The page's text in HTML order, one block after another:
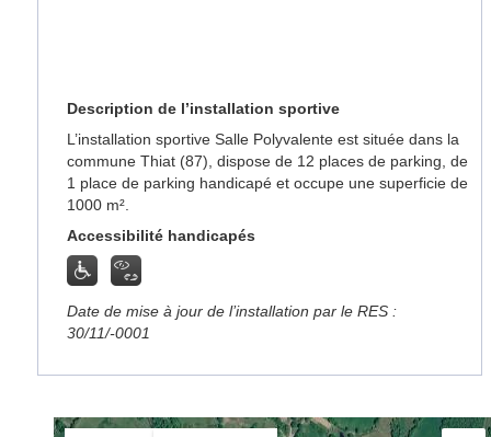
Description de l’installation sportive
L’installation sportive Salle Polyvalente est située dans la
commune Thiat (87), dispose de 12 places de parking, de
1 place de parking handicapé et occupe une superficie de
1000 m².
Accessibilité handicapés
Date de mise à jour de l’installation par le RES :
30/11/-0001